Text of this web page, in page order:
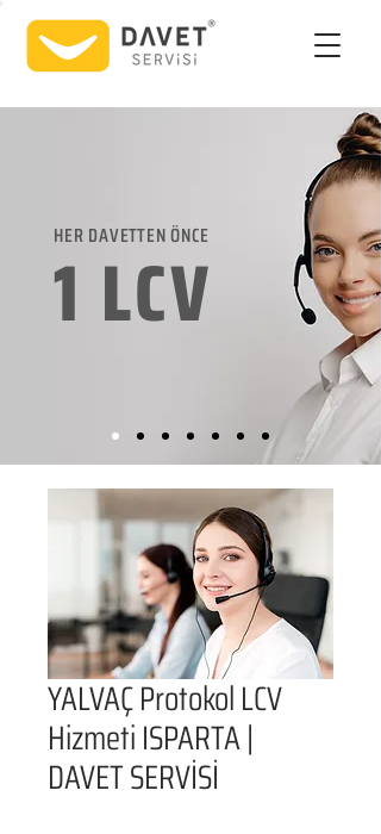
HER DAVETTEN ÖNCE
1 LCV
YALVAÇ Protokol LCV
Hizmeti ISPARTA |
DAVET SERVİSİ